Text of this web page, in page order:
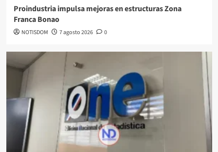
Proindustria impulsa mejoras en estructuras Zona
Franca Bonao
NOTISDOM 7 agosto 2026 0